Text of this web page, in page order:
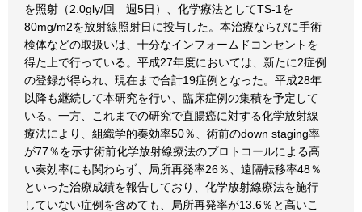
を照射（2.0gly/回 週5日）、化学療法としてTS-1を
80mg/m2を放射線照射日に投与した。本治療ならびに手術
検体などの取扱いは、十分なインフォームドコンセントを
得た上で行っている。平成27年度においては、新たに2症例
の登録が得られ、現在まで合計19症例となった。平成28年
以降も継続して本研究を行い、臨床症例の集積を予定して
いる。一方、これまでの研究で直腸癌に対する化学放射線
療法により、組織学的奏効率50％、術前のdown staging率
が77％を示す術前化学放射線療法のプロトコールによる高
い奏効率にも関わらず、局所再発率26％、遠隔転移率48％
といった治療成績を報告しており、化学放射線療法を施行
していない症例を含めても、局所再発率が13.6％と高いこ